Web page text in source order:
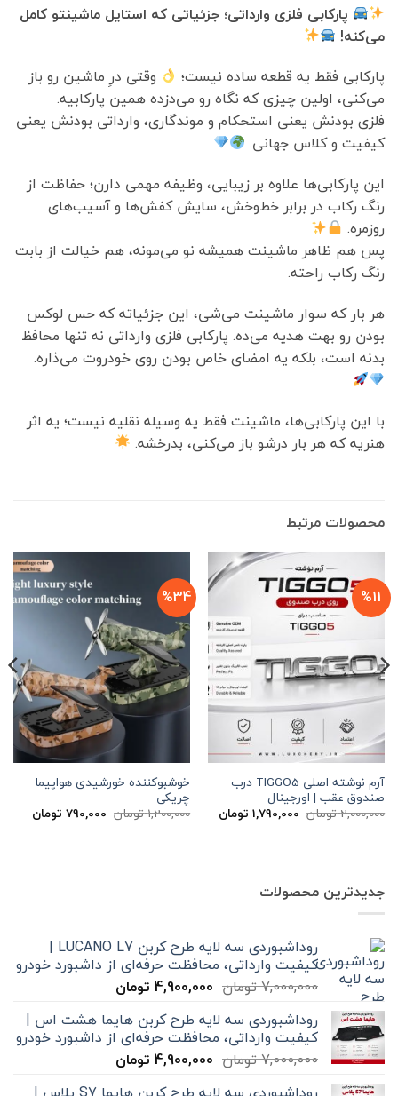
پارکابی فلزی وارداتی؛ جزئیاتی که استایل ماشینتو کامل
می‌کنه!
پارکابی فقط یه قطعه ساده نیست؛
وقتی درِ ماشین رو باز
می‌کنی، اولین چیزی که نگاه رو می‌دزده همین پارکابیه.
فلزی بودنش یعنی استحکام و موندگاری، وارداتی بودنش یعنی
کیفیت و کلاس جهانی.
این پارکابی‌ها علاوه بر زیبایی، وظیفه مهمی دارن؛ حفاظت از
رنگ رکاب در برابر خط‌وخش، سایش کفش‌ها و آسیب‌های
روزمره.
پس هم ظاهر ماشینت همیشه نو می‌مونه، هم خیالت از بابت
رنگ رکاب راحته.
هر بار که سوار ماشینت می‌شی، این جزئیاته که حس لوکس
بودن رو بهت هدیه می‌ده. پارکابی فلزی وارداتی نه تنها محافظ
بدنه است، بلکه یه امضای خاص بودن روی خودروت می‌ذاره.
با این پارکابی‌ها، ماشینت فقط یه وسیله نقلیه نیست؛ یه اثر
هنریه که هر بار درشو باز می‌کنی، بدرخشه.
محصولات مرتبط
%11
آرم نوشته اصلی TIGGO5 درب
صندوق عقب | اورجینال
2,000,000تومان قیمت
اصلی
1,790,000 تومانقیمت
فعلی
%34
خوشبوکننده خورشیدی هواپیما
چریکی
1,200,000تومان قیمت
اصلی
790,000 تومانقیمت
فعلی
جدیدترین محصولات
روداشبوردی سه‌ لایه طرح کربن LUCANO L7 |
کیفیت وارداتی، محافظت حرفه‌ای از داشبورد خودرو
7,000,000تومان قیمت
7,000,000 تومان
بود.
4,900,000 تومانقیمت
4,900,000 تومان
است.
روداشبوردی سه‌ لایه طرح کربن هایما هشت اس |
کیفیت وارداتی، محافظت حرفه‌ای از داشبورد خودرو
7,000,000تومان قیمت
4,900,000 تومانقیمت